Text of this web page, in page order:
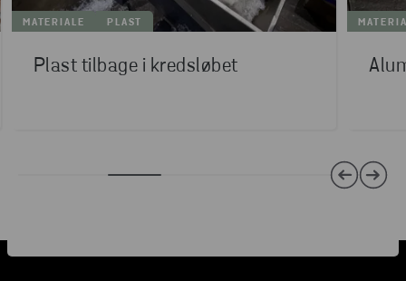
MATERIALE PLAST
Plast tilbage i kredsløbet